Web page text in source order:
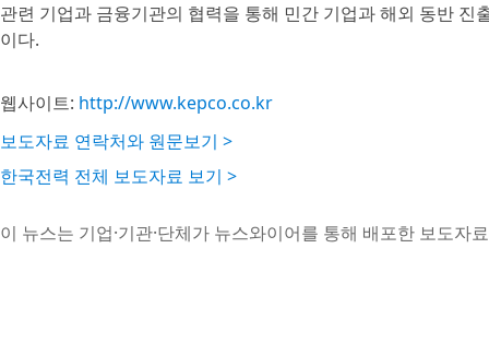
관련 기업과 금융기관의 협력을 통해 민간 기업과 해외 동반
이다.
웹사이트: http://www.kepco.co.kr
보도자료 연락처와 원문보기 >
한국전력 전체 보도자료 보기 >
이 뉴스는 기업·기관·단체가 뉴스와이어를 통해 배포한 보도자